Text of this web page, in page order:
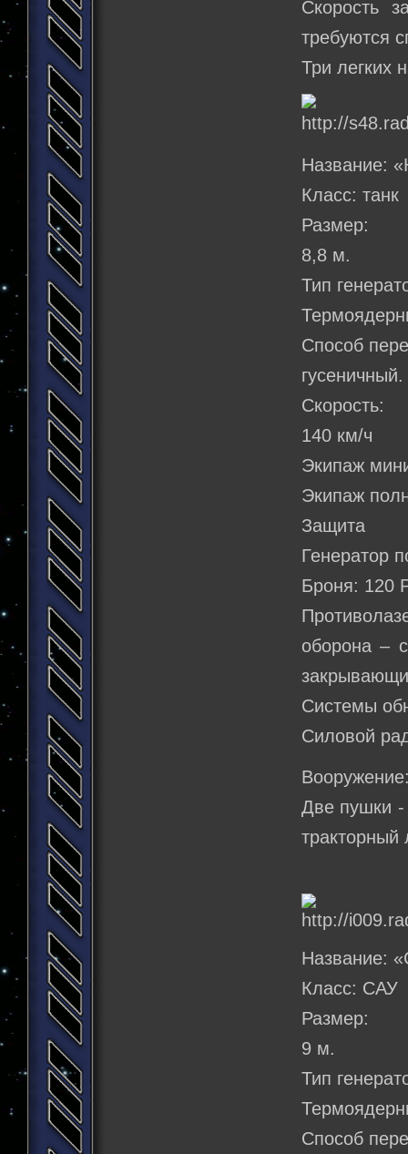
Скорость
требуются
Три легких
Название:
Класс: танк
Размер:
8,8 м.
Тип
Способ
гусеничный.
Скорость:
140 км/ч
Экипаж
Экипаж
Защита
Генератор
Броня: 120
оборона –
Системы
Силовой
Две пушки -
тракторный
Название:
Класс: САУ
Размер:
9 м.
Тип
Способ